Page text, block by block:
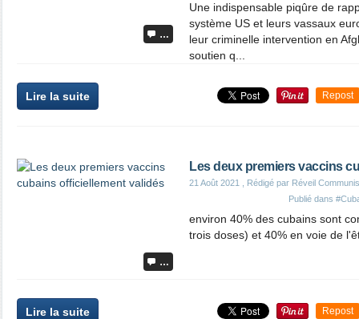
…
Une indispensable piqûre de
système US et leurs vassaux
leur criminelle intervention en
soutien q...
Lire la suite Repost
…
Les deux premiers vaccins
21 Août 2021
, Rédigé par Réveil
Publié dans
environ 40% des cubains sont
trois doses) et 40% en voie de
Lire la suite Repost